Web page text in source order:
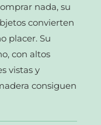
nada, su
convierten
placer. Su
con altos
vistas y
consiguen